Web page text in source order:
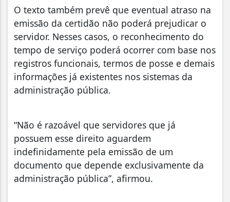
O texto também prevê que eventual atraso na
emissão da certidão não poderá prejudicar o
servidor. Nesses casos, o reconhecimento do
tempo de serviço poderá ocorrer com base nos
registros funcionais, termos de posse e demais
informações já existentes nos sistemas da
administração pública.
“Não é razoável que servidores que já
possuem esse direito aguardem
indefinidamente pela emissão de um
documento que depende exclusivamente da
administração pública”, afirmou.